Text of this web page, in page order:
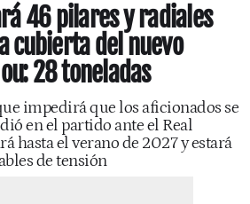
46 pilares y radiales
cubierta del nuevo
28 toneladas
impedirá que los aficionados se
en el partido ante el Real
hasta el verano de 2027 y estará
de tensión